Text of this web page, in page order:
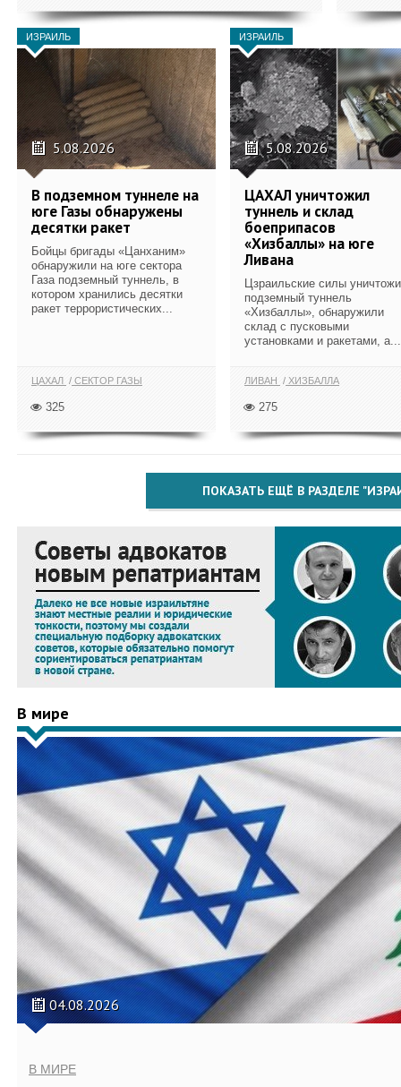
ИЗРАИЛЬ
5.08.2026
В подземном туннеле на
юге Газы обнаружены
десятки ракет
Бойцы бригады «Цанханим»
обнаружили на юге сектора
Газа подземный туннель, в
котором хранились десятки
ракет террористических...
ЦАХАЛ СЕКТОР ГАЗЫ
325
ИЗРАИЛЬ
5.08.2026
ЦАХАЛ уничтожил
туннель и склад
боеприпасов
«Хизбаллы» на юге
Ливана
Цзраильские силы
подземный туннель
«Хизбаллы», обнаружили
склад с пусковыми
установками и ракетами, а...
ЛИВАН ХИЗБАЛЛА
275
ПОКАЗАТЬ ЕЩЁ В РАЗДЕЛЕ
В мире
04.08.2026
В МИРЕ